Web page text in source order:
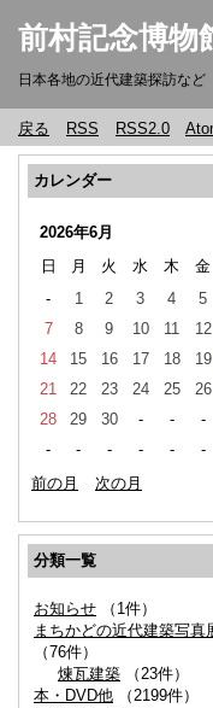
前村記念博物
日本各地の近代建築探訪など
戻る RSS RSS2.0
カレンダー
2026年6月
日
月 火 水 木 金
-
1 2 3 4 5
7
8 9 10 11 12
14
15 16 17 18 19
21
22 23 24 25 26
28
29 30 - - -
-
- - - - -
前の月
次の月
分類一覧
お知らせ （1件）
まちかどの近代建築写真
（76件）
煉瓦建築 （23件）
本・DVD他 （2199件）